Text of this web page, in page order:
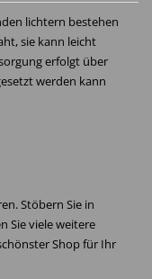
lichtern bestehen
sie kann leicht
erfolgt über
werden kann
Stöbern Sie in
Sie viele weitere
Shop für Ihr